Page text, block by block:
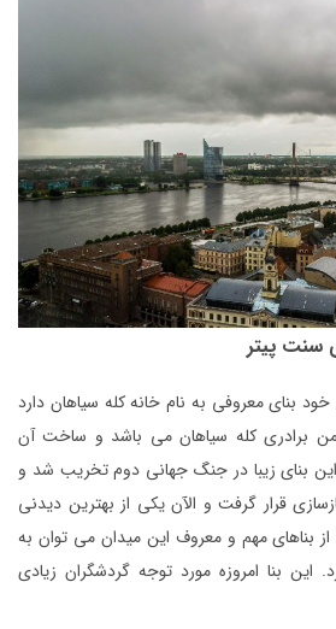
سنت پیتر
بنای معروفی به نام خانه کله سیاهان دارد
برادری کله سیاهان می باشد و ساخت آن
سال 1334 است. این بنای زیبا در جنگ جهانی دوم تخریب شد و
مورد بازسازی قرار گرفت و الآن یکی از بهترین دیدنی
بناهای مهم و معروف این میدان می توان به
این بنا امروزه مورد توجه گردشگران زیادی